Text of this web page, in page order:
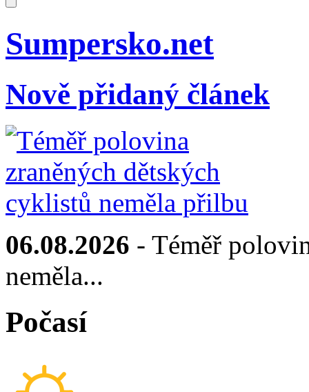
Sumpersko.net
Nově přidaný článek
06.08.2026 - Téměř
neměla...
Počasí